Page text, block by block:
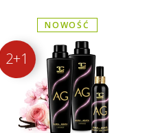
NOWOŚĆ
2+1